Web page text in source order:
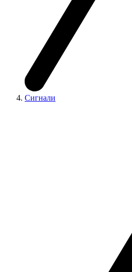
Сигнали